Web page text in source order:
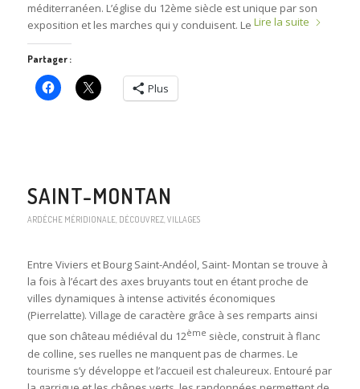
méditerranéen. L’église du 12ème siècle est unique par son
exposition et les marches qui y conduisent. Le Lire la suite
Partager :
Plus
SAINT-MONTAN
ARDÈCHE MÉRIDIONALE, DÉCOUVREZ, VILLAGES
Entre Viviers et Bourg Saint-Andéol, Saint- Montan se trouve à
la fois à l’écart des axes bruyants tout en étant proche de
villes dynamiques à intense activités économiques
(Pierrelatte). Village de caractère grâce à ses remparts ainsi
que son château médiéval du 12ème siècle, construit à flanc
de colline, ses ruelles ne manquent pas de charmes. Le
tourisme s’y développe et l’accueil est chaleureux. Entouré par